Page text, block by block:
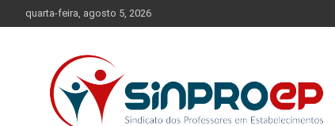
to
quarta-feira, agosto 5, 2026